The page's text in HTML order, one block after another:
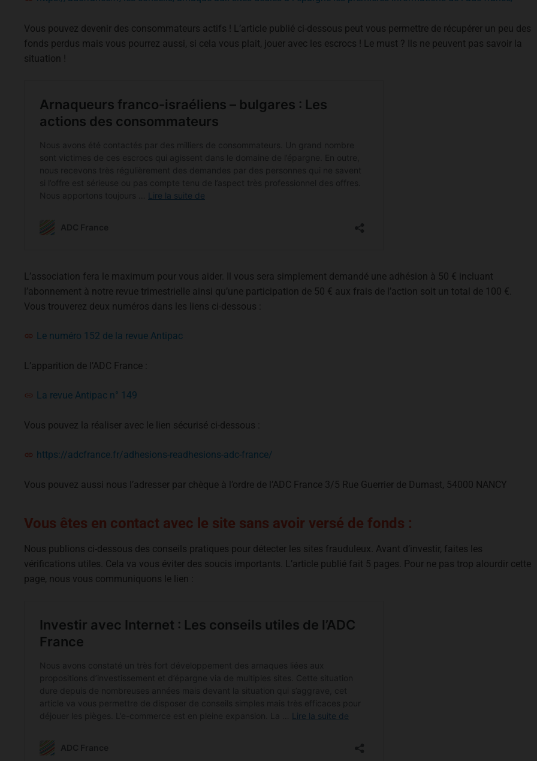
Vous pouvez devenir des consommateurs actifs ! L’article publié ci-dessous peut vous permettre de récupérer un peu des
fonds perdus mais vous pourrez aussi, si cela vous plait, jouer avec les escrocs ! Le must ? Ils ne peuvent pas savoir la
situation !
L’association fera le maximum pour vous aider. Il vous sera simplement demandé une adhésion à 50 € incluant
l’abonnement à notre revue trimestrielle ainsi qu’une participation de 50 € aux frais de l’action soit un total de 100 €.
Vous trouverez deux numéros dans les liens ci-dessous :
Le numéro 152 de la revue Antipac
L’apparition de l’ADC France :
La revue Antipac n° 149
Vous pouvez la réaliser avec le lien sécurisé ci-dessous :
https://adcfrance.fr/adhesions-readhesions-adc-france/
Vous pouvez aussi nous l’adresser par chèque à l’ordre de l’ADC France 3/5 Rue Guerrier de Dumast, 54000 NANCY
Vous êtes en contact avec le site sans avoir versé de fonds :
Nous publions ci-dessous des conseils pratiques pour détecter les sites frauduleux. Avant d’investir, faites les
vérifications utiles. Cela va vous éviter des soucis importants. L’article publié fait 5 pages. Pour ne pas trop alourdir cette
page, nous vous communiquons le lien :